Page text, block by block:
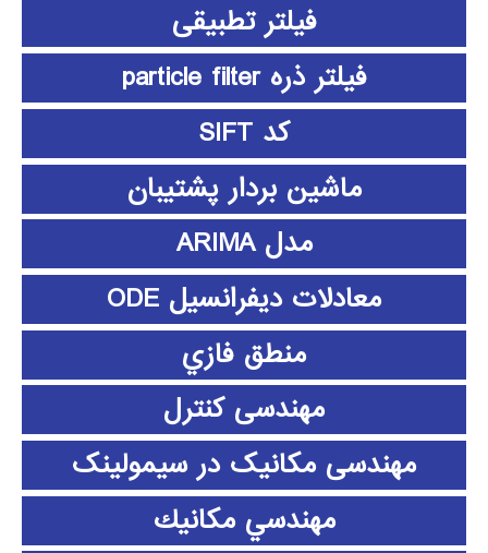
فیلتر تطبیقی
فیلتر ذره particle filter
کد SIFT
ماشین بردار پشتیبان
مدل ARIMA
معادلات دیفرانسیل ODE
منطق فازي
مهندسی کنترل
مهندسی مکانیک در سیمولینک
مهندسي مكانيك